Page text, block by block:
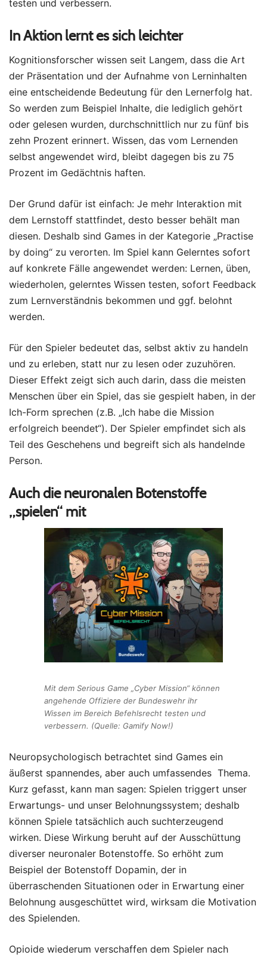
testen und verbessern.
In Aktion lernt es sich leichter
Kognitionsforscher wissen seit Langem, dass die Art
der Präsentation und der Aufnahme von Lerninhalten
eine entscheidende Bedeutung für den Lernerfolg hat.
So werden zum Beispiel Inhalte, die lediglich gehört
oder gelesen wurden, durchschnittlich nur zu fünf bis
zehn Prozent erinnert. Wissen, das vom Lernenden
selbst angewendet wird, bleibt dagegen bis zu 75
Prozent im Gedächtnis haften.
Der Grund dafür ist einfach: Je mehr Interaktion mit
dem Lernstoff stattfindet, desto besser behält man
diesen. Deshalb sind Games in der Kategorie „Practise
by doing“ zu verorten. Im Spiel kann Gelerntes sofort
auf konkrete Fälle angewendet werden: Lernen, üben,
wiederholen, gelerntes Wissen testen, sofort Feedback
zum Lernverständnis bekommen und ggf. belohnt
werden.
Für den Spieler bedeutet das, selbst aktiv zu handeln
und zu erleben, statt nur zu lesen oder zuzuhören.
Dieser Effekt zeigt sich auch darin, dass die meisten
Menschen über ein Spiel, das sie gespielt haben, in der
Ich-Form sprechen (z.B. „Ich habe die Mission
erfolgreich beendet“). Der Spieler empfindet sich als
Teil des Geschehens und begreift sich als handelnde
Person.
Auch die neuronalen Botenstoffe
„spielen“ mit
Mit dem Serious Game „Cyber Mission“ können
angehende Offiziere der Bundeswehr ihr
Wissen im Bereich Befehlsrecht testen und
verbessern. (Quelle: Gamify Now!)
Neuropsychologisch betrachtet sind Games ein
äußerst spannendes, aber auch umfassendes Thema.
Kurz gefasst, kann man sagen: Spielen triggert unser
Erwartungs- und unser Belohnungssystem; deshalb
können Spiele tatsächlich auch suchterzeugend
wirken. Diese Wirkung beruht auf der Ausschüttung
diverser neuronaler Botenstoffe. So erhöht zum
Beispiel der Botenstoff Dopamin, der in
überraschenden Situationen oder in Erwartung einer
Belohnung ausgeschüttet wird, wirksam die Motivation
des Spielenden.
Opioide wiederum verschaffen dem Spieler nach